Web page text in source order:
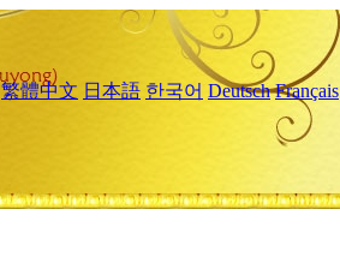
繁體中文 日本語 한국어 Deutsch Français